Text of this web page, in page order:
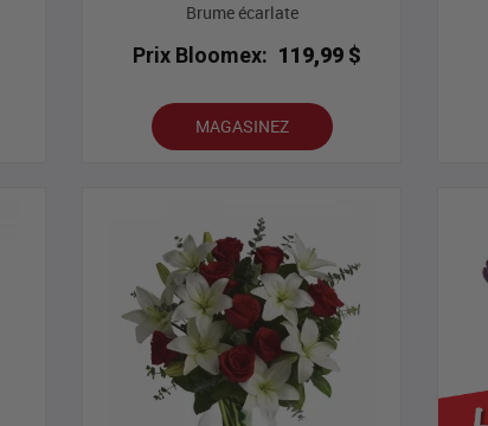
Brume écarlate
Prix Bloomex: 119,99 $
MAGASINEZ